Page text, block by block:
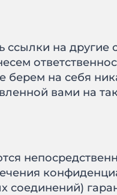
ссылки на
берем на себя
вами на
соединений)